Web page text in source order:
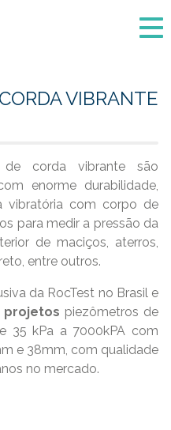
VIBRANTE
de corda vibrante são
enorme durabilidade,
vibratória com corpo de
para medir a pressão da
de maciços, aterros,
entre outros.
da RocTest no Brasil e
piezômetros de
35 kPa a 7000kPA com
e 38mm, com qualidade
no mercado.